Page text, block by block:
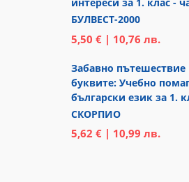
интереси за 1. клас -
БУЛВЕСТ-2000
5,50 € | 10,76 лв.
Забавно пътешествие
буквите: Учебно
български език за 1.
СКОРПИО
5,62 € | 10,99 лв.